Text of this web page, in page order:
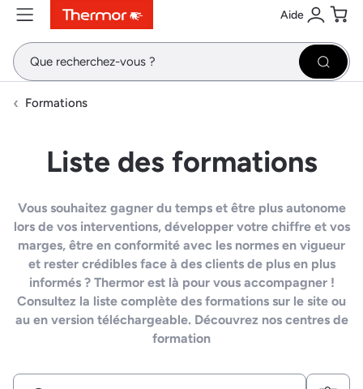
ContenuMenuRecherche Aide
Se
Formations
Liste des formations
Vous souhaitez gagner du temps et être plus autonome
lors de vos interventions, développer votre chiffre et vos
marges, être en conformité avec les normes en vigueur
et rester crédibles face à des clients de plus en plus
informés ? Thermor est là pour vous accompagner !
Consultez la liste complète des formations sur le site ou
au en version téléchargeable. Découvrez nos centres de
formation